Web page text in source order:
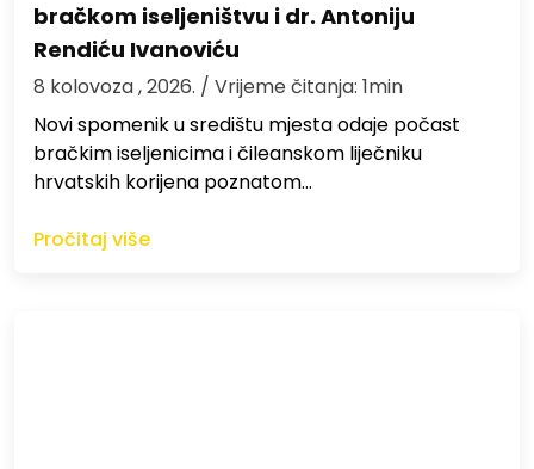
bračkom iseljeništvu i dr. Antoniju
Rendiću Ivanoviću
8 kolovoza , 2026. / Vrijeme čitanja: 1min
Novi spomenik u središtu mjesta odaje počast
bračkim iseljenicima i čileanskom liječniku
hrvatskih korijena poznatom…
Pročitaj više